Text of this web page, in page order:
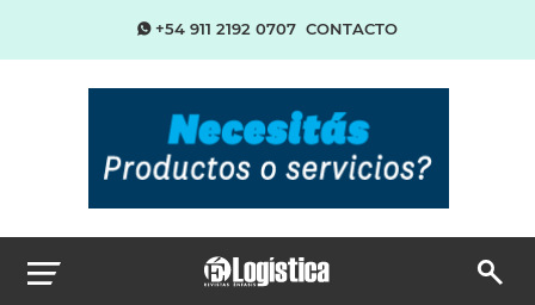
+54 911 2192 0707 CONTACTO